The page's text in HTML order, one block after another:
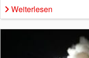
Weiterlesen